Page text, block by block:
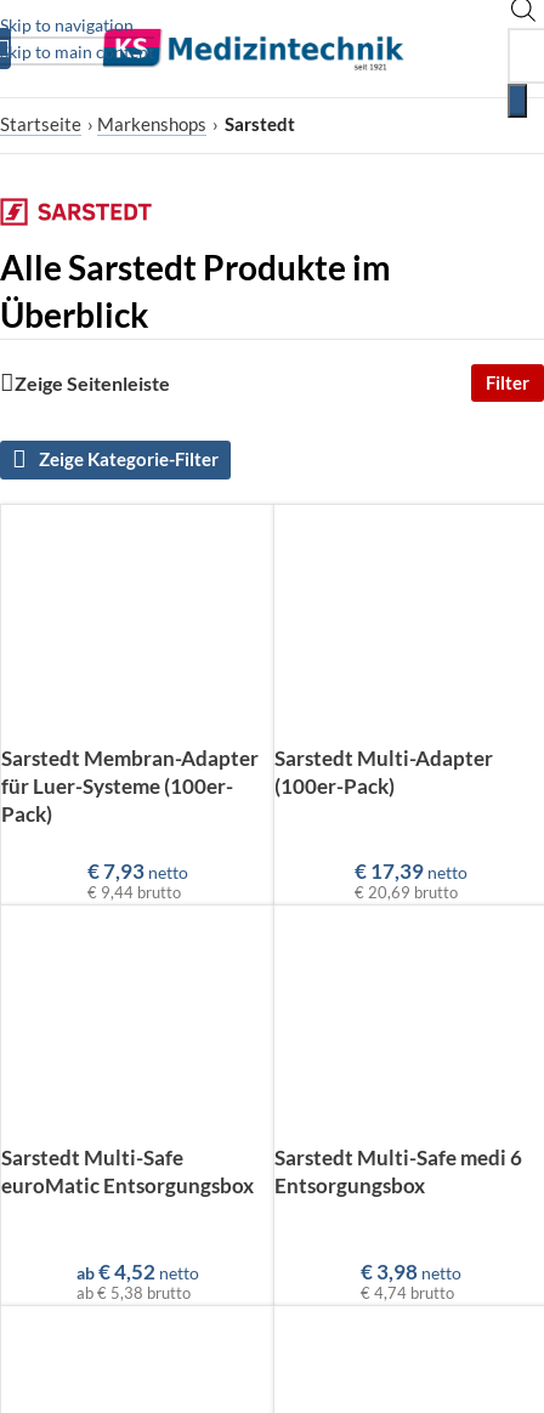
Skip to navigation
Skip to main content
Startseite › Markenshops › Sarstedt
Alle Sarstedt Produkte im
Überblick
Zeige Seitenleiste Filter
Zeige Kategorie-Filter
Sarstedt Membran-Adapter
für Luer-Systeme (100er-
Pack)
€7,93 netto
€ 9,44 brutto
Sarstedt Multi-Adapter
(100er-Pack)
€17,39 netto
€ 20,69 brutto
Sarstedt Multi-Safe
euroMatic Entsorgungsbox
ab €4,52 netto
ab€ 5,38 brutto
Sarstedt Multi-Safe medi 6
Entsorgungsbox
€3,98 netto
€ 4,74 brutto